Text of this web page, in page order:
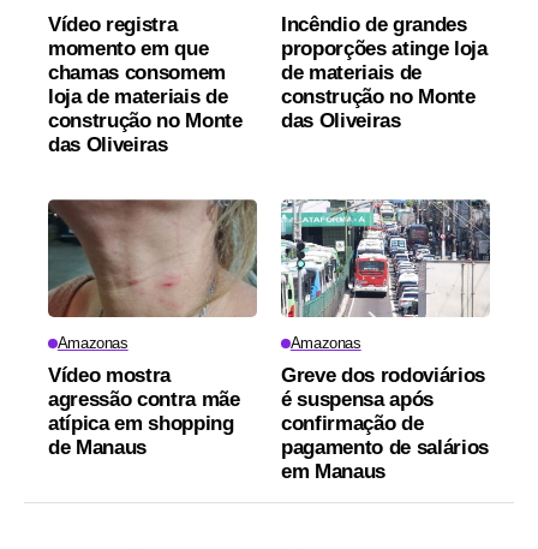
Vídeo registra
momento em que
chamas consomem
loja de materiais de
construção no Monte
das Oliveiras
Incêndio de grandes
proporções atinge loja
de materiais de
construção no Monte
das Oliveiras
Amazonas
Vídeo mostra
agressão contra mãe
atípica em shopping
de Manaus
Amazonas
Greve dos rodoviários
é suspensa após
confirmação de
pagamento de salários
em Manaus